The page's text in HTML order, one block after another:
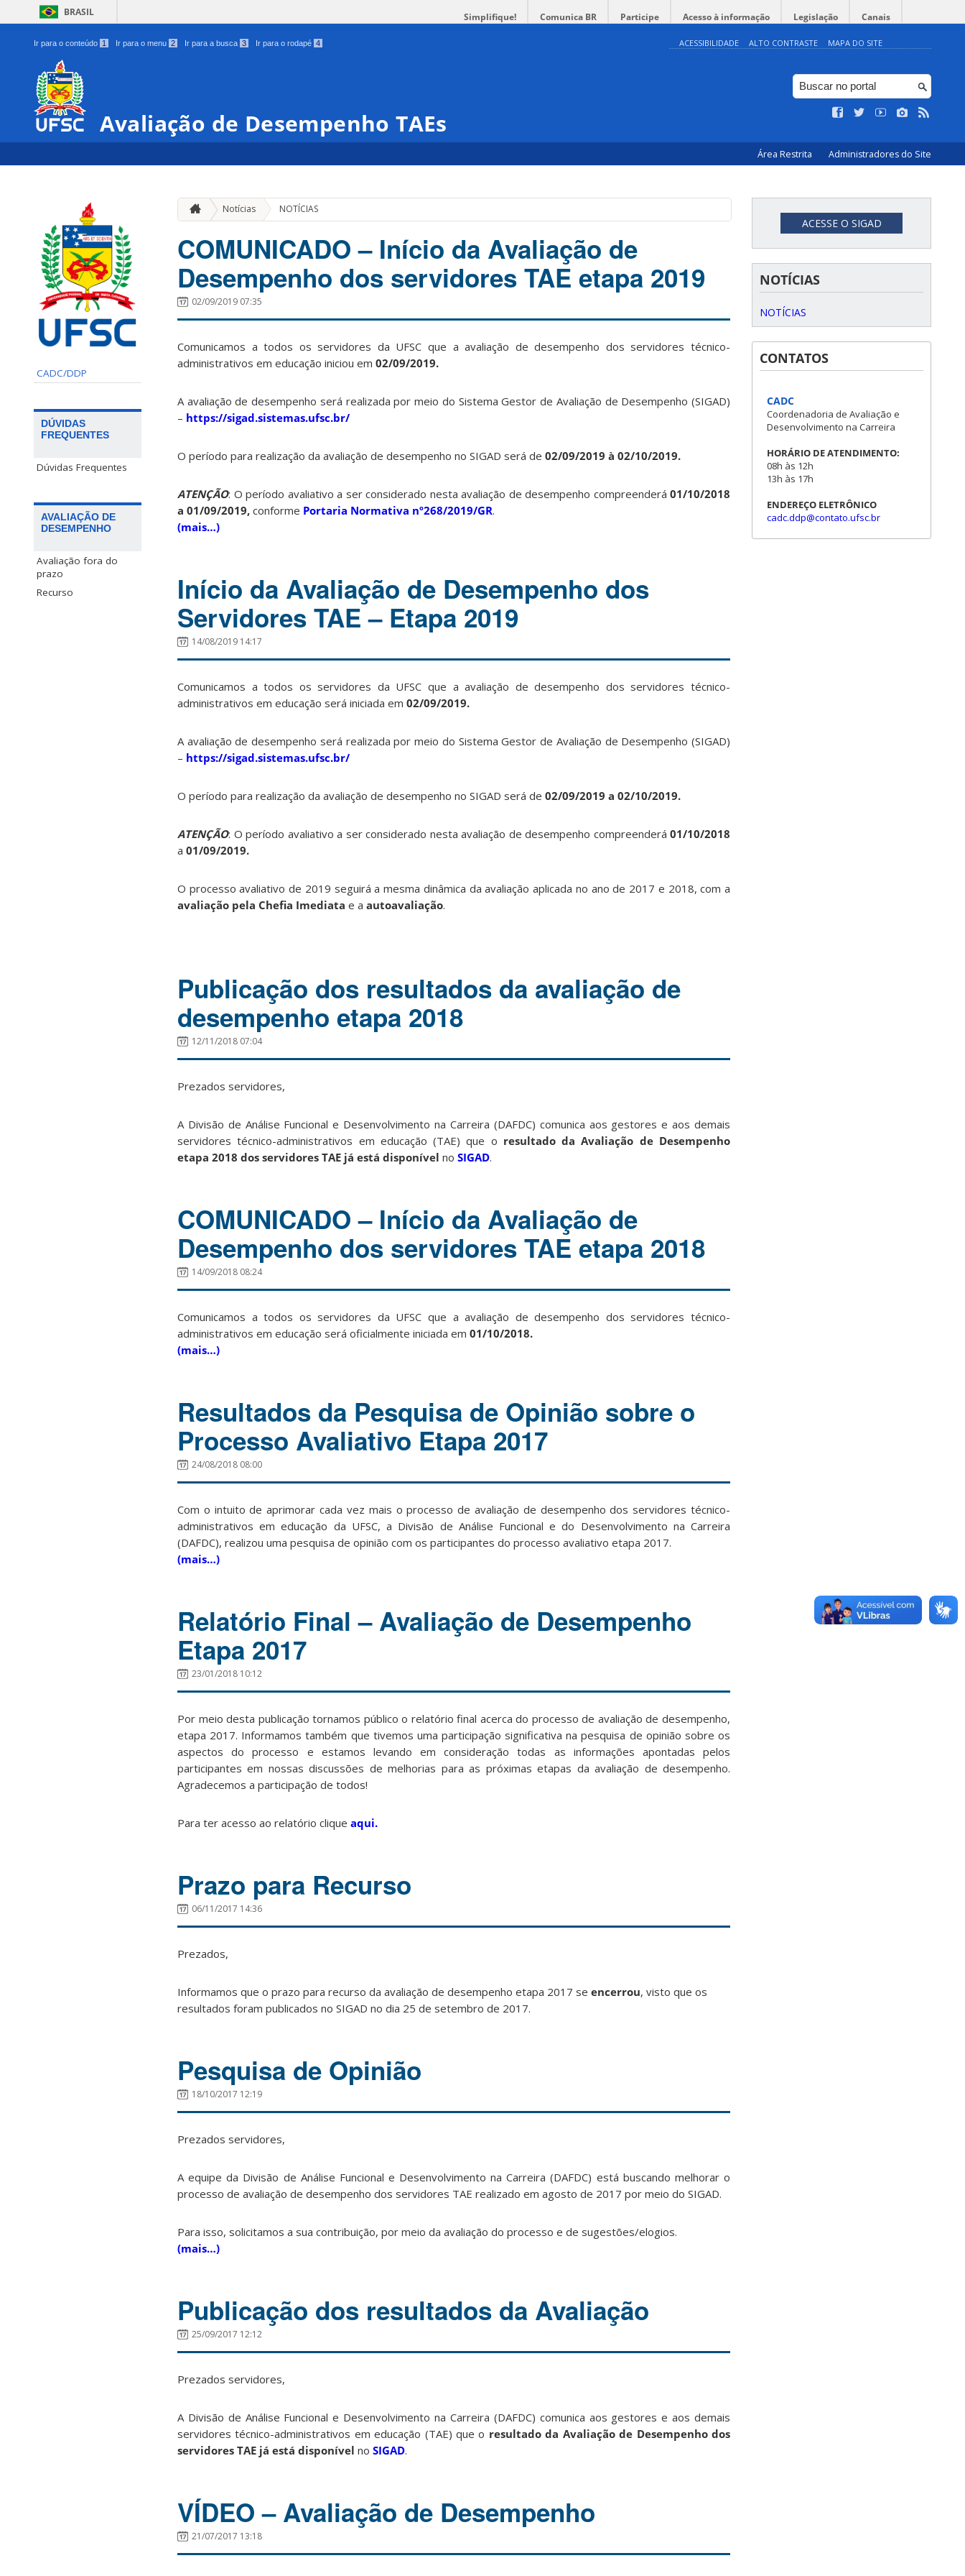
BRASIL Simplifique! Comunica BR Participe Acesso à informação Legislação Canais
Ir para o conteúdo 1 Ir para o menu 2 Ir para a busca 3 Ir para o rodapé 4 ACESSIBILIDADE ALTO CONTRASTE MAPA DO SITE
Avaliação de Desempenho TAEs
Área Restrita Administradores do Site
CADC/DDP
DÚVIDAS
FREQUENTES
Dúvidas Frequentes
AVALIAÇÃO DE
DESEMPENHO
Avaliação fora do
prazo
Recurso
Notícias NOTÍCIAS
COMUNICADO – Início da Avaliação de
Desempenho dos servidores TAE etapa 2019
02/09/2019 07:35
Comunicamos a todos os servidores da UFSC que a avaliação de desempenho dos servidores técnico-
administrativos em educação iniciou em 02/09/2019.
A avaliação de desempenho será realizada por meio do Sistema Gestor de Avaliação de Desempenho (SIGAD)
– https://sigad.sistemas.ufsc.br/
O período para realização da avaliação de desempenho no SIGAD será de 02/09/2019 à 02/10/2019.
ATENÇÃO: O período avaliativo a ser considerado nesta avaliação de desempenho compreenderá 01/10/2018
a 01/09/2019, conforme Portaria Normativa nº268/2019/GR.
(mais…)
Início da Avaliação de Desempenho dos
Servidores TAE – Etapa 2019
14/08/2019 14:17
Comunicamos a todos os servidores da UFSC que a avaliação de desempenho dos servidores técnico-
administrativos em educação será iniciada em 02/09/2019.
A avaliação de desempenho será realizada por meio do Sistema Gestor de Avaliação de Desempenho (SIGAD)
– https://sigad.sistemas.ufsc.br/
O período para realização da avaliação de desempenho no SIGAD será de 02/09/2019 a 02/10/2019.
ATENÇÃO: O período avaliativo a ser considerado nesta avaliação de desempenho compreenderá 01/10/2018
a 01/09/2019.
O processo avaliativo de 2019 seguirá a mesma dinâmica da avaliação aplicada no ano de 2017 e 2018, com a
avaliação pela Chefia Imediata e a autoavaliação.
Publicação dos resultados da avaliação de
desempenho etapa 2018
12/11/2018 07:04
Prezados servidores,
A Divisão de Análise Funcional e Desenvolvimento na Carreira (DAFDC) comunica aos gestores e aos demais
servidores técnico-administrativos em educação (TAE) que o resultado da Avaliação de Desempenho
etapa 2018 dos servidores TAE já está disponível no SIGAD.
COMUNICADO – Início da Avaliação de
Desempenho dos servidores TAE etapa 2018
14/09/2018 08:24
Comunicamos a todos os servidores da UFSC que a avaliação de desempenho dos servidores técnico-
administrativos em educação será oficialmente iniciada em 01/10/2018.
(mais…)
Resultados da Pesquisa de Opinião sobre o
Processo Avaliativo Etapa 2017
24/08/2018 08:00
Com o intuito de aprimorar cada vez mais o processo de avaliação de desempenho dos servidores técnico-
administrativos em educação da UFSC, a Divisão de Análise Funcional e do Desenvolvimento na Carreira
(DAFDC), realizou uma pesquisa de opinião com os participantes do processo avaliativo etapa 2017.
(mais…)
Relatório Final – Avaliação de Desempenho
Etapa 2017
23/01/2018 10:12
Por meio desta publicação tornamos público o relatório final acerca do processo de avaliação de desempenho,
etapa 2017. Informamos também que tivemos uma participação significativa na pesquisa de opinião sobre os
aspectos do processo e estamos levando em consideração todas as informações apontadas pelos
participantes em nossas discussões de melhorias para as próximas etapas da avaliação de desempenho.
Agradecemos a participação de todos!
Para ter acesso ao relatório clique aqui.
Prazo para Recurso
06/11/2017 14:36
Prezados,
Informamos que o prazo para recurso da avaliação de desempenho etapa 2017 se encerrou, visto que os
resultados foram publicados no SIGAD no dia 25 de setembro de 2017.
Pesquisa de Opinião
18/10/2017 12:19
Prezados servidores,
A equipe da Divisão de Análise Funcional e Desenvolvimento na Carreira (DAFDC) está buscando melhorar o
processo de avaliação de desempenho dos servidores TAE realizado em agosto de 2017 por meio do SIGAD.
Para isso, solicitamos a sua contribuição, por meio da avaliação do processo e de sugestões/elogios.
(mais…)
Publicação dos resultados da Avaliação
25/09/2017 12:12
Prezados servidores,
A Divisão de Análise Funcional e Desenvolvimento na Carreira (DAFDC) comunica aos gestores e aos demais
servidores técnico-administrativos em educação (TAE) que o resultado da Avaliação de Desempenho dos
servidores TAE já está disponível no SIGAD.
VÍDEO – Avaliação de Desempenho
21/07/2017 13:18
ACESSE O SIGAD
NOTÍCIAS
NOTÍCIAS
CONTATOS
CADC
Coordenadoria de Avaliação e
Desenvolvimento na Carreira
HORÁRIO DE ATENDIMENTO:
08h às 12h
13h às 17h
ENDEREÇO ELETRÔNICO
cadc.ddp@contato.ufsc.br